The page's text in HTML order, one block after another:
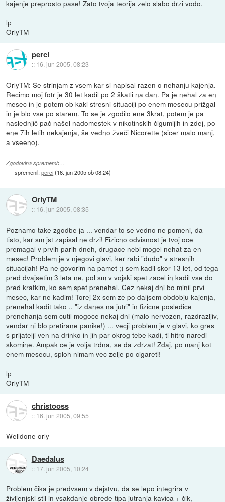
kajenje preprosto pase! Zato tvoja teorija zelo slabo drzi vodo.
lp
OrlyTM
perci
:: 16. jun 2005, 08:23
OrlyTM: Se strinjam z vsem kar si napisal razen o nehanju kajenja.
Recimo moj fotr je 30 let kadil po 2 škatli na dan. Pa je nehal za en
mesec in je potem ob kaki stresni situaciji po enem mesecu prižgal
in je blo vse po starem. To se je zgodilo ene 3krat, potem je pa
naslednjič pač našel nadomestek v nikotinskih čigumijih in zdej, po
ene 7ih letih nekajenja, še vedno žveči Nicorette (sicer malo manj,
a vseeno).
Zgodovina sprememb…
spremenil:perci(16. jun 2005 ob 08:24)
OrlyTM
:: 16. jun 2005, 08:35
Poznamo take zgodbe ja ... vendar to se vedno ne pomeni, da
tisto, kar sm jst zapisal ne drzi! Fizicno odvisnost je tvoj oce
premagal v prvih parih dneh, drugace nebi mogel nehat za en
mesec! Problem je v njegovi glavi, ker rabi "dudo" v stresnih
situacijah! Pa ne govorim na pamet ;) sem kadil skor 13 let, od tega
pred dvajsetim 3 leta ne, pol sm v vojski spet zacel in kadil vse do
pred kratkim, ko sem spet prenehal. Cez nekaj dni bo minil prvi
mesec, kar ne kadim! Torej 2x sem ze po daljsem obdobju kajenja,
prenehal kadit tako .. "iz danes na jutri" in fizicne posledice
prenehanja sem cutil mogoce nekaj dni (malo nervozen, razdrazljiv,
vendar ni blo pretirane panike!) ... vecji problem je v glavi, ko gres
s prijatelji ven na drinko in jih par okrog tebe kadi, ti hitro naredi
skomine. Ampak ce je volja trdna, se da zdrzat! Zdaj, po manj kot
enem mesecu, sploh nimam vec zelje po cigareti!
lp
OrlyTM
christooss
:: 16. jun 2005, 09:55
Welldone orly
Daedalus
:: 17. jun 2005, 10:24
Problem čika je predvsem v dejstvu, da se lepo integrira v
življenjski stil in vsakdanje obrede tipa jutranja kavica + čik,